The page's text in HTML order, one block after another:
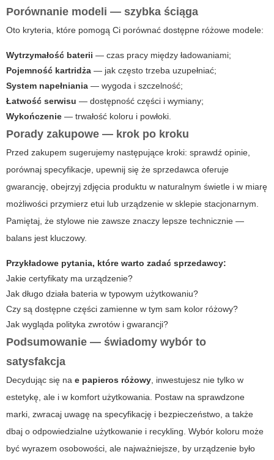
Porównanie modeli — szybka ściąga
Oto kryteria, które pomogą Ci porównać dostępne różowe modele:
Wytrzymałość baterii — czas pracy między ładowaniami;
Pojemność kartridża — jak często trzeba uzupełniać;
System napełniania — wygoda i szczelność;
Łatwość serwisu — dostępność części i wymiany;
Wykończenie — trwałość koloru i powłoki.
Porady zakupowe — krok po kroku
Przed zakupem sugerujemy następujące kroki: sprawdź opinie,
porównaj specyfikacje, upewnij się że sprzedawca oferuje
gwarancję, obejrzyj zdjęcia produktu w naturalnym świetle i w miarę
możliwości przymierz etui lub urządzenie w sklepie stacjonarnym.
Pamiętaj, że stylowe nie zawsze znaczy lepsze technicznie —
balans jest kluczowy.
Przykładowe pytania, które warto zadać sprzedawcy:
Jakie certyfikaty ma urządzenie?
Jak długo działa bateria w typowym użytkowaniu?
Czy są dostępne części zamienne w tym sam kolor różowy?
Jak wygląda polityka zwrotów i gwarancji?
Podsumowanie — świadomy wybór to
satysfakcja
Decydując się na e papieros różowy, inwestujesz nie tylko w
estetykę, ale i w komfort użytkowania. Postaw na sprawdzone
marki, zwracaj uwagę na specyfikację i bezpieczeństwo, a także
dbaj o odpowiedzialne użytkowanie i recykling. Wybór koloru może
być wyrazem osobowości, ale najważniejsze, by urządzenie było